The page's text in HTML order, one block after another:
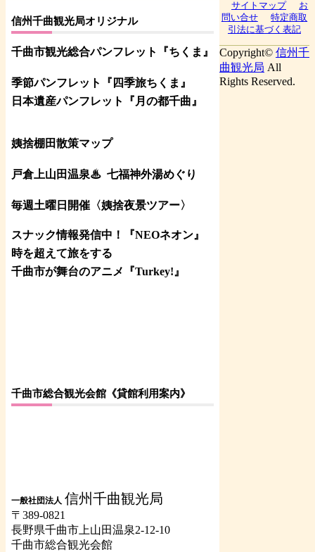
信州千曲観光局オリジナル
千曲市観光総合パンフレット 『ちくま 』
季節パンフレット『四季旅ちくま』
日本遺産パンフレット
『月の都千曲 』
姨捨棚田散策マップ
戸倉上山田温泉♨ 七福神外湯めぐり
毎週土曜日開催〈姨捨夜景ツアー〉
スナック情報発信中！『NEOネオン』
時を超えて旅をする
千曲市が舞台のアニメ『Turkey!』
千曲市総合観光会館《貸館利用案内》
一般社団法人 信州千曲観光局
〒389-0821
長野県千曲市上山田温泉2-12-10
千曲市総合観光会館
サイトマップ
お
問い合せ
特定商取
引法に基づく表記
Copyright© 信州千
曲観光局 All
Rights Reserved.